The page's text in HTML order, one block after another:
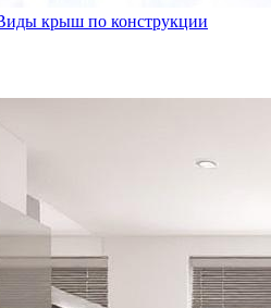
крыш по конструкции